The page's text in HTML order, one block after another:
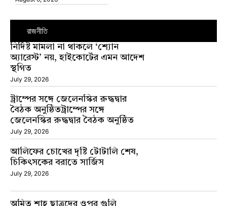
রাজনীতি
নির্দিষ্ট মামলা না থাকলে ‘শ্যোন
অ্যারেস্ট’ নয়, হাইকোর্টের এমন আদেশ
স্থগিত
July 29, 2026
ট্রাম্পের সঙ্গে জেলেনস্কির রুদ্ধদ্বার
বৈঠক অনুষ্ঠিতট্রাম্পের সঙ্গে
জেলেনস্কির রুদ্ধদ্বার বৈঠক অনুষ্ঠিত
July 29, 2026
আলিফের চোখের দৃষ্টি টোটালি শেষ,
চিকিৎসকের বরাতে সার্জিস
July 29, 2026
অমিত শাহ ছাত্রদের ওপর গুলি